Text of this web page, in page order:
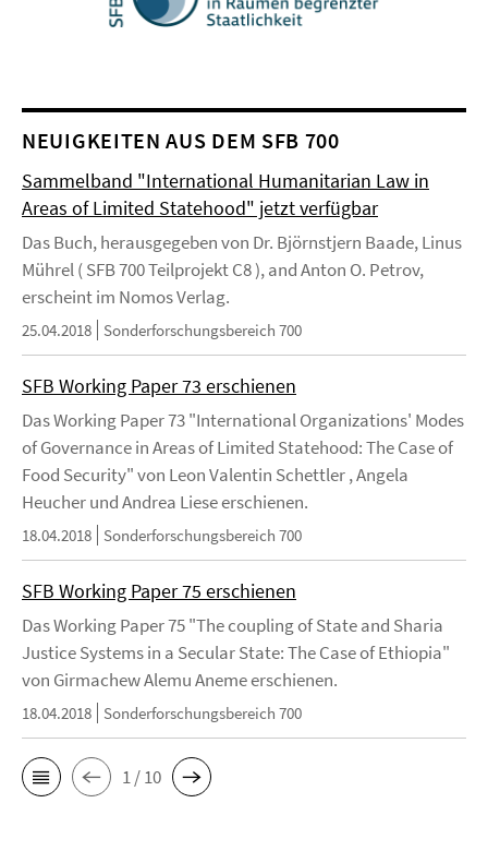
NEUIGKEITEN AUS DEM SFB 700
Sammelband "International Humanitarian Law in
Areas of Limited Statehood" jetzt verfügbar
Das Buch, herausgegeben von Dr. Björnstjern Baade, Linus
Mührel ( SFB 700 Teilprojekt C8 ), and Anton O. Petrov,
erscheint im Nomos Verlag.
25.04.2018 Sonderforschungsbereich 700
SFB Working Paper 73 erschienen
Das Working Paper 73 "International Organizations' Modes
of Governance in Areas of Limited Statehood: The Case of
Food Security" von Leon Valentin Schettler , Angela
Heucher und Andrea Liese erschienen.
18.04.2018 Sonderforschungsbereich 700
SFB Working Paper 75 erschienen
Das Working Paper 75 "The coupling of State and Sharia
Justice Systems in a Secular State: The Case of Ethiopia"
von Girmachew Alemu Aneme erschienen.
18.04.2018 Sonderforschungsbereich 700
1 / 10